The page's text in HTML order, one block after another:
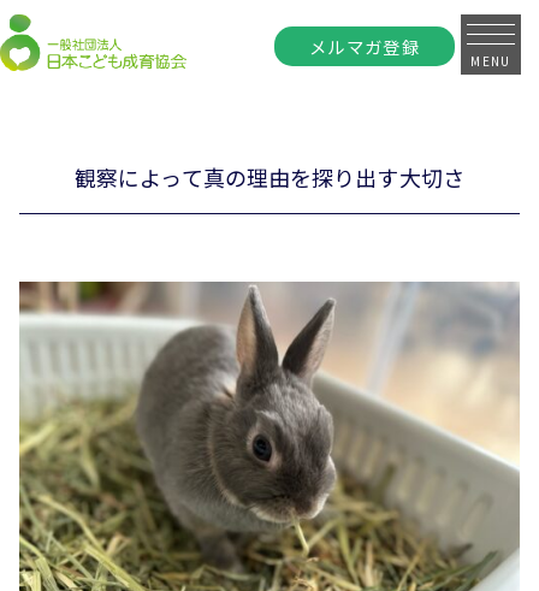
メルマガ登録
MENU
観察によって真の理由を探り出す大切さ